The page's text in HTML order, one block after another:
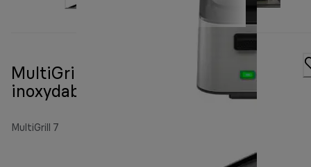
MultiGrill 7 CG 7020 Noir/Acier
inoxydable
MultiGrill 7